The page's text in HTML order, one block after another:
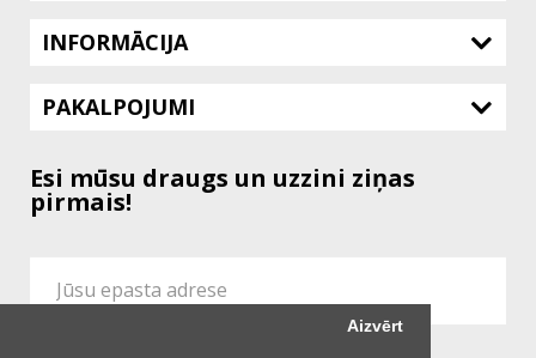
Aizvērt
INFORMĀCIJA
PAKALPOJUMI
Esi mūsu draugs un uzzini ziņas
pirmais!